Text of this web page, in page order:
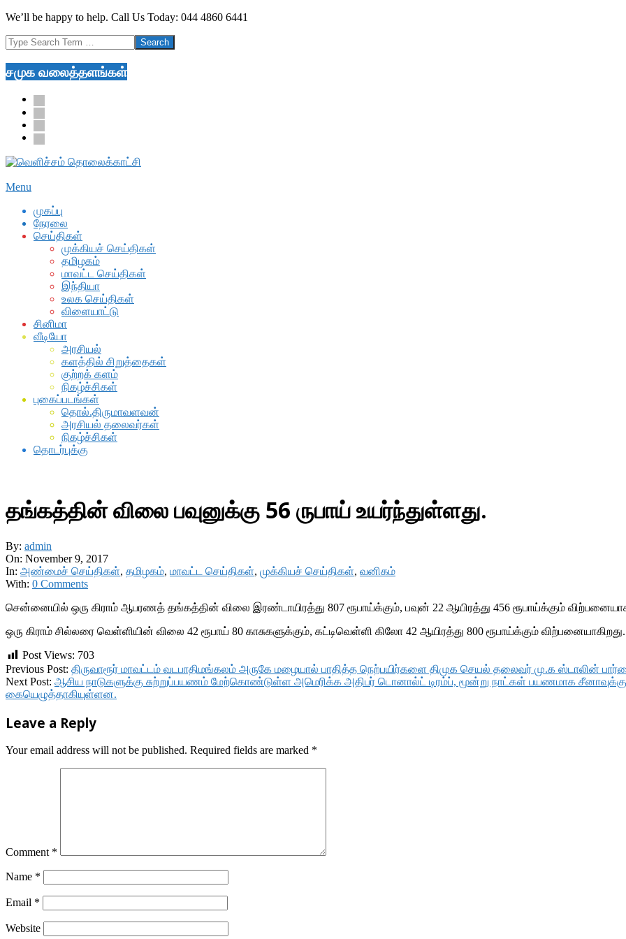
Skip
content
We’ll be happy to help. Call Us Today: 044 4860 6441
Search
சமுக வலைத்தளங்கள்
facebook
twitter
youtube
google
Secondary
Menu
Menu
முகப்பு
நேரலை
செய்திகள்
முக்கியச் செய்திகள்
தமிழகம்
மாவட்ட செய்திகள்
இந்தியா
உலக செய்திகள்
விளையாட்டு
சினிமா
வீடியோ
அரசியல்
களத்தில் சிறுத்தைகள்
குற்றக் களம்
நிகழ்ச்சிகள்
புகைப்படங்கள்
தொல்.திருமாவளவன்
அரசியல் தலைவர்கள்
நிகழ்ச்சிகள்
தொடர்புக்கு
தங்கத்தின் விலை பவுனுக்கு 56 ருபாய் உயர்ந்துள்ளது.
By: admin
On: November 9, 2017
In: அண்மைச் செய்திகள், தமிழகம், மாவட்ட செய்திகள், முக்கியச் செய்திகள், வனிகம்
With: 0 Comments
சென்னையில் ஒரு கிராம் ஆபரணத் தங்கத்தின் விலை இரண்டாயிரத்து 807 ரூபாய்க்கும், பவுன் 22 ஆயிரத்து 456 ரூபாய்க்கும்
ஒரு கிராம் சில்லரை வெள்ளியின் விலை 42 ரூபாய் 80 காசுகளுக்கும், கட்டிவெள்ளி கிலோ 42 ஆயிரத்து 800 ரூபாய்க்கும் விற்பனையாகிறது.
Post Views: 703
2017-
11-
09
Previous Post: திருவாரூர் மாவட்டம் வடபாதிமங்கலம் அருகே மழையால் பாதித்த நெற்பயிர்களை திமுக செயல் தலைவர் மு.க ஸ்டாலின்
Next Post: ஆசிய நாடுகளுக்கு சுற்றுப்பயணம் மேற்கொண்டுள்ள அமெரிக்க அதிபர் டொனால்ட் டிரம்ப், மூன்று நாட்கள் பயணமாக
கையெழுத்தாகியுள்ளன.
Leave a Reply
Your email address will not be published. Required fields are marked *
Comment *
Name *
Email *
Website